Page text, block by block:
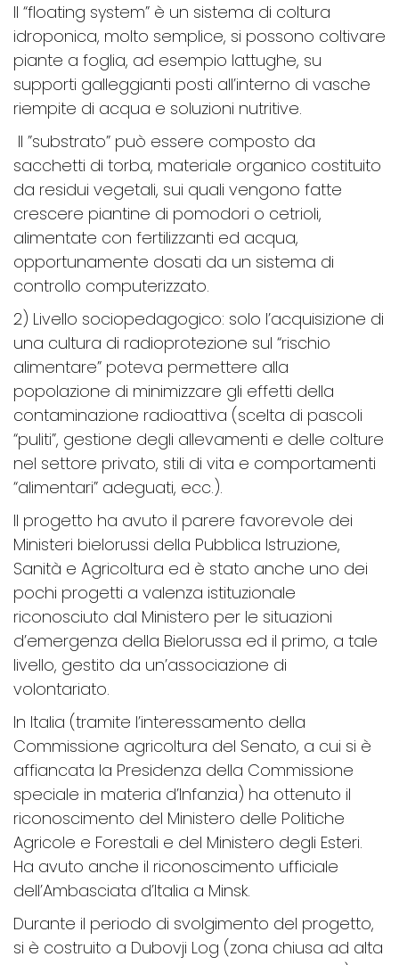
Il “floating system” è un sistema di coltura
idroponica, molto semplice, si possono coltivare
piante a foglia, ad esempio lattughe, su
supporti galleggianti posti all’interno di vasche
riempite di acqua e soluzioni nutritive.
Il ”substrato” può essere composto da
sacchetti di torba, materiale organico costituito
da residui vegetali, sui quali vengono fatte
crescere piantine di pomodori o cetrioli,
alimentate con fertilizzanti ed acqua,
opportunamente dosati da un sistema di
controllo computerizzato.
2) Livello sociopedagogico: solo l’acquisizione di
una cultura di radioprotezione sul “rischio
alimentare” poteva permettere alla
popolazione di minimizzare gli effetti della
contaminazione radioattiva (scelta di pascoli
“puliti”, gestione degli allevamenti e delle colture
nel settore privato, stili di vita e comportamenti
“alimentari” adeguati, ecc.).
Il progetto ha avuto il parere favorevole dei
Ministeri bielorussi della Pubblica Istruzione,
Sanità e Agricoltura ed è stato anche uno dei
pochi progetti a valenza istituzionale
riconosciuto dal Ministero per le situazioni
d’emergenza della Bielorussa ed il primo, a tale
livello, gestito da un’associazione di
volontariato.
In Italia (tramite l’interessamento della
Commissione agricoltura del Senato, a cui si è
affiancata la Presidenza della Commissione
speciale in materia d’Infanzia) ha ottenuto il
riconoscimento del Ministero delle Politiche
Agricole e Forestali e del Ministero degli Esteri.
Ha avuto anche il riconoscimento ufficiale
dell’Ambasciata d’Italia a Minsk.
Durante il periodo di svolgimento del progetto,
si è costruito a Dubovji Log (zona chiusa ad alta